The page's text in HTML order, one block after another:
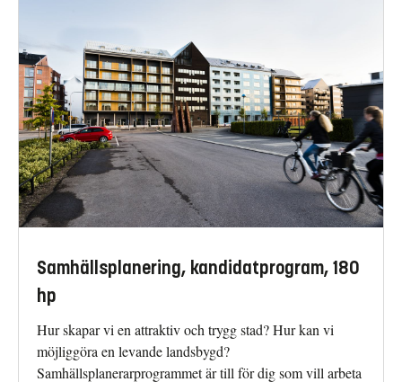
Samhällsplanering, kandidatprogram, 180
hp
Hur skapar vi en attraktiv och trygg stad? Hur kan vi
möjliggöra en levande landsbygd?
Samhällsplanerarprogrammet är till för dig som vill arbeta